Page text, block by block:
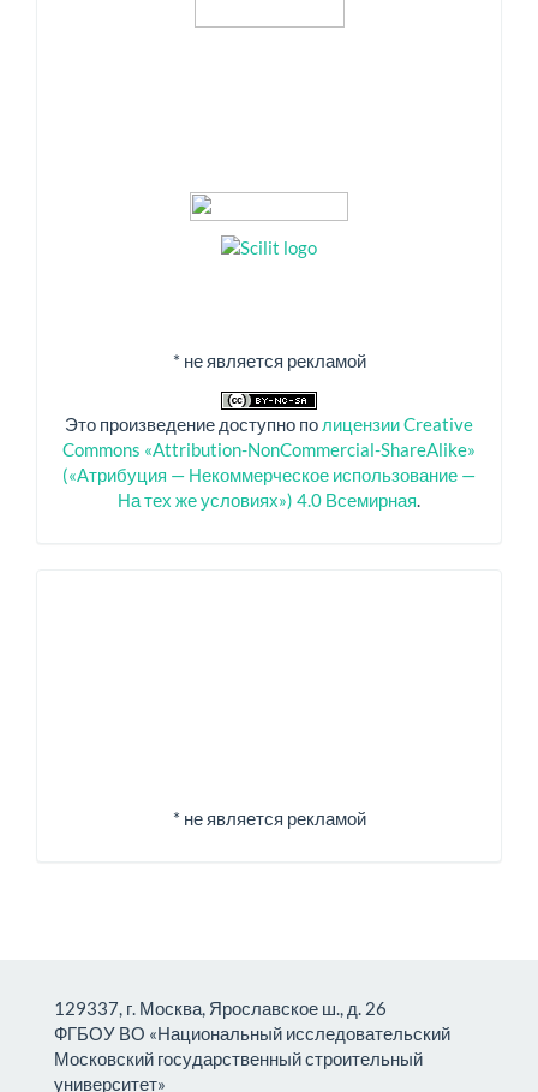
* не является рекламой
Это произведение доступно по лицензии Creative
Commons «Attribution-NonCommercial-ShareAlike»
(«Атрибуция — Некоммерческое использование —
На тех же условиях») 4.0 Всемирная.
* не является рекламой
129337, г. Москва, Ярославское ш., д. 26
ФГБОУ ВО «Национальный исследовательский
Московский государственный строительный
университет»